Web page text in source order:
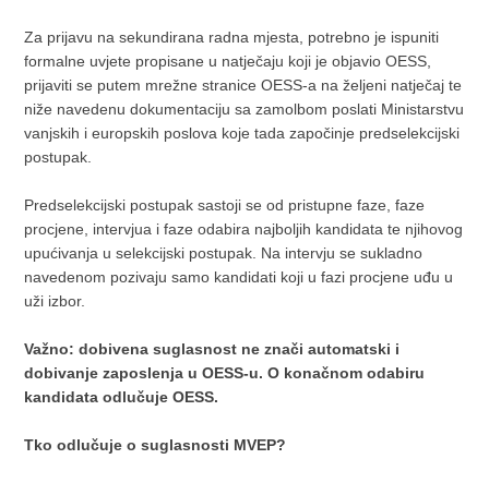
Za prijavu na sekundirana radna mjesta, potrebno je ispuniti
formalne uvjete propisane u natječaju koji je objavio OESS,
prijaviti se putem mrežne stranice OESS-a na željeni natječaj te
niže navedenu dokumentaciju sa zamolbom poslati Ministarstvu
vanjskih i europskih poslova koje tada započinje predselekcijski
postupak.
Predselekcijski postupak sastoji se od pristupne faze, faze
procjene, intervjua i faze odabira najboljih kandidata te njihovog
upućivanja u selekcijski postupak. Na intervju se sukladno
navedenom pozivaju samo kandidati koji u fazi procjene uđu u
uži izbor.
Važno: dobivena suglasnost ne znači automatski i
dobivanje zaposlenja u OESS-u. O konačnom odabiru
kandidata odlučuje OESS.
Tko odlučuje o suglasnosti MVEP?